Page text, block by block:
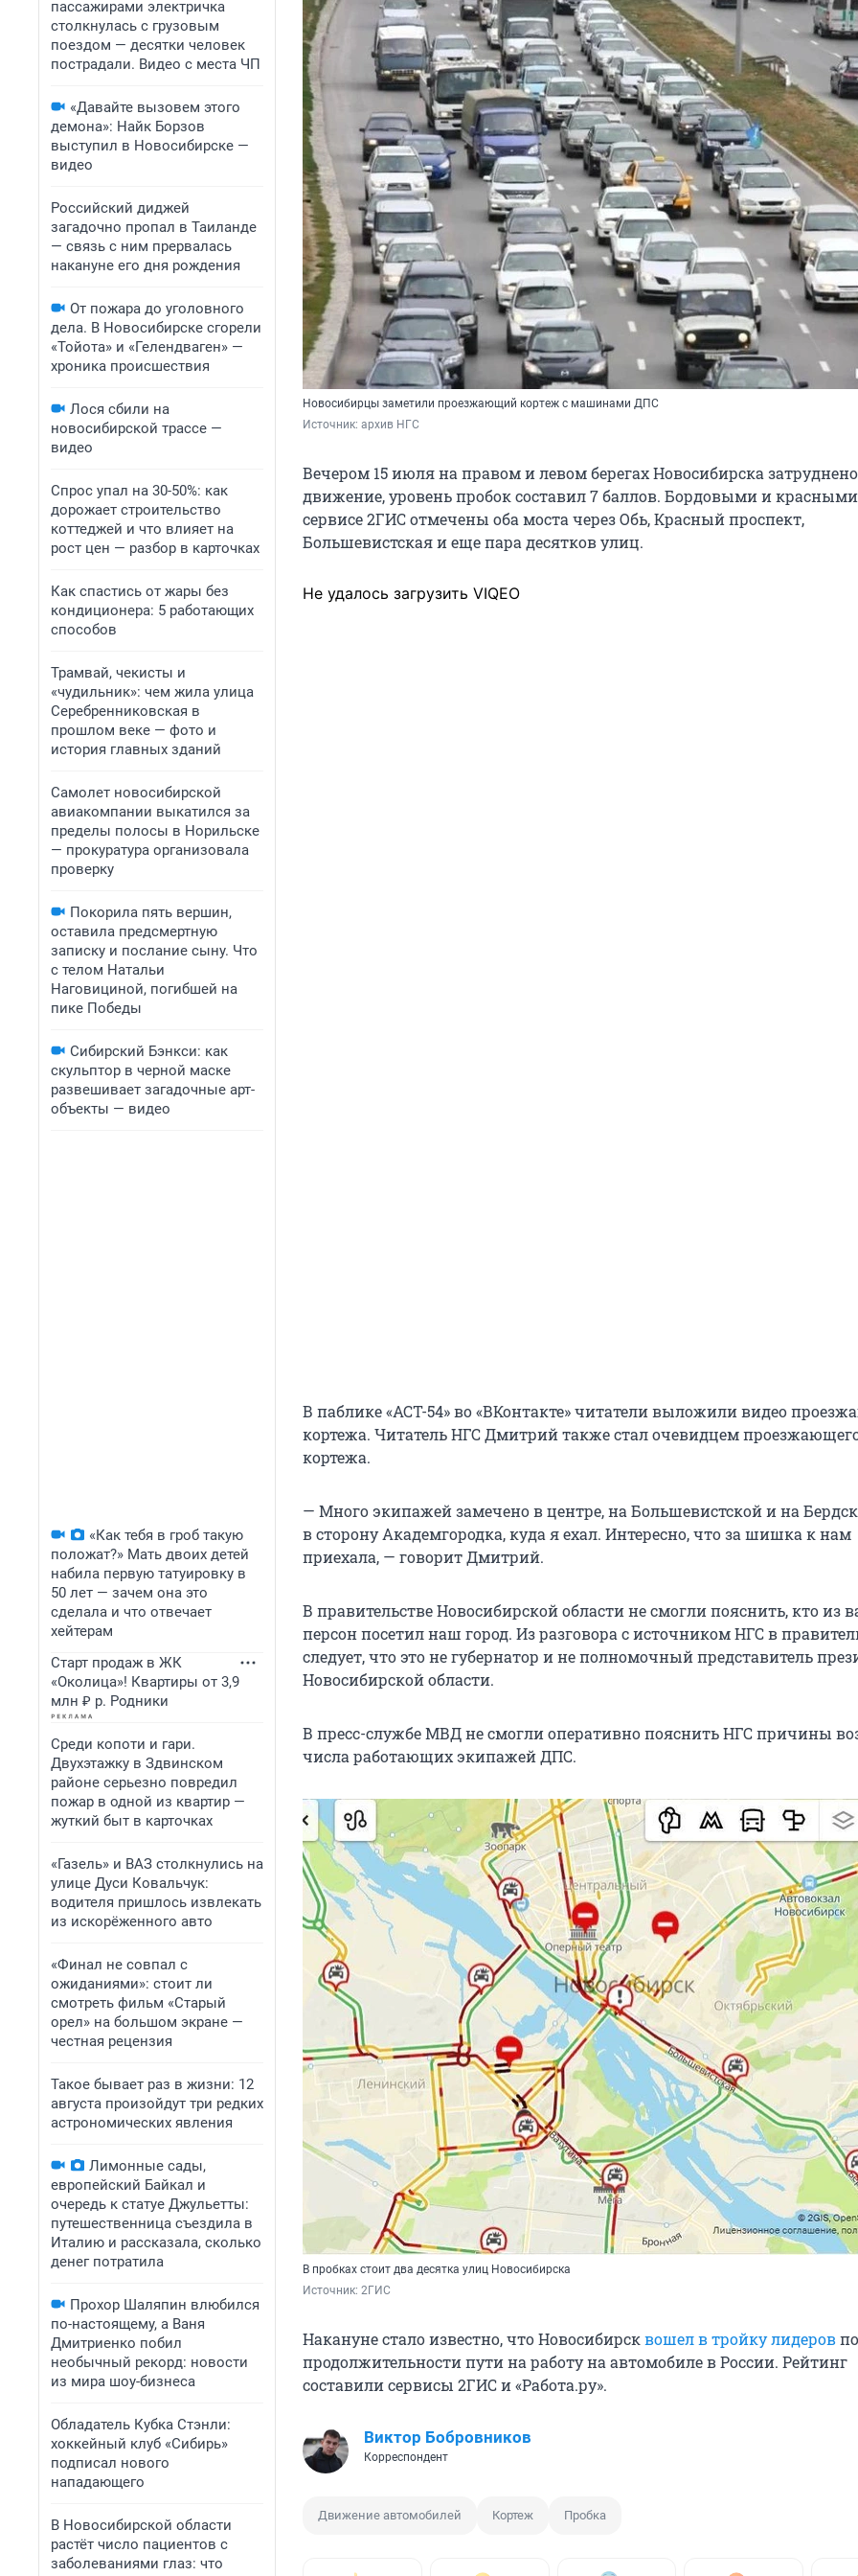
пассажирами электричка
столкнулась с грузовым
поездом — десятки человек
пострадали. Видео с места ЧП
«Давайте вызовем этого
демона»: Найк Борзов
выступил в Новосибирске —
видео
Российский диджей
загадочно пропал в Таиланде
— связь с ним прервалась
накануне его дня рождения
От пожара до уголовного
дела. В Новосибирске сгорели
«Тойота» и «Гелендваген» —
хроника происшествия
Лося сбили на
новосибирской трассе —
видео
Спрос упал на 30-50%: как
дорожает строительство
коттеджей и что влияет на
рост цен — разбор в карточках
Как спастись от жары без
кондиционера: 5 работающих
способов
Трамвай, чекисты и
«чудильник»: чем жила улица
Серебренниковская в
прошлом веке — фото и
история главных зданий
Самолет новосибирской
авиакомпании выкатился за
пределы полосы в Норильске
— прокуратура организовала
проверку
Покорила пять вершин,
оставила предсмертную
записку и послание сыну. Что
с телом Натальи
Наговициной, погибшей на
пике Победы
Сибирский Бэнкси: как
скульптор в черной маске
развешивает загадочные арт-
объекты — видео
«Как тебя в гроб такую
положат?» Мать двоих детей
набила первую татуировку в
50 лет — зачем она это
сделала и что отвечает
хейтерам
Старт продаж в ЖК
«Околица»! Квартиры от 3,9
млн ₽ р. Родники
Среди копоти и гари.
Двухэтажку в Здвинском
районе серьезно повредил
пожар в одной из квартир —
жуткий быт в карточках
«Газель» и ВАЗ столкнулись на
улице Дуси Ковальчук:
водителя пришлось извлекать
из искорёженного авто
«Финал не совпал с
ожиданиями»: стоит ли
смотреть фильм «Старый
орел» на большом экране —
честная рецензия
Такое бывает раз в жизни: 12
августа произойдут три редких
астрономических явления
Лимонные сады,
европейский Байкал и
очередь к статуе Джульетты:
путешественница съездила в
Италию и рассказала, сколько
денег потратила
Прохор Шаляпин влюбился
по-настоящему, а Ваня
Дмитриенко побил
необычный рекорд: новости
из мира шоу-бизнеса
Обладатель Кубка Стэнли:
хоккейный клуб «Сибирь»
подписал нового
нападающего
В Новосибирской области
растёт число пациентов с
заболеваниями глаз: что
Новосибирцы заметили проезжающий кортеж с машинами ДПС
Источник: архив НГС
Вечером 15 июля на правом и левом берегах Новосибирска затруднено
движение, уровень пробок составил 7 баллов. Бордовыми и
сервисе 2ГИС отмечены оба моста через Обь, Красный проспект,
Большевистская и еще пара десятков улиц.
Не удалось загрузить VIQEO
В паблике «АСТ-54» во «ВКонтакте» читатели выложили видео
кортежа. Читатель НГС Дмитрий также стал очевидцем
кортежа.
— Много экипажей замечено в центре, на Большевистской и на
в сторону Академгородка, куда я ехал. Интересно, что за шишка к нам
приехала, — говорит Дмитрий.
В правительстве Новосибирской области не смогли пояснить, кто из
персон посетил наш город. Из разговора с источником НГС в
следует, что это не губернатор и не полномочный представитель
Новосибирской области.
В пресс-службе МВД не смогли оперативно пояснить НГС причины
числа работающих экипажей ДПС.
В пробках стоит два десятка улиц Новосибирска
Источник: 2ГИС
Накануне стало известно, что Новосибирсквошел в тройку лидеровпо
продолжительности пути на работу на автомобиле в России. Рейтинг
составили сервисы 2ГИС и «Работа.ру».
Виктор Бобровников
Корреспондент
Движение автомобилей Кортеж Пробка